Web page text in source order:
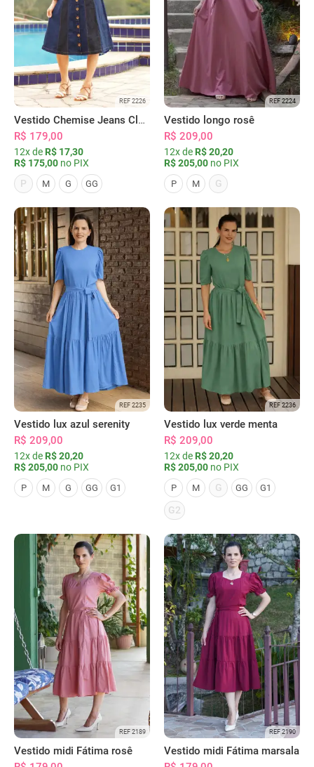
REF 2226
Vestido Chemise Jeans Clássica Serena
R$ 179,00
12x de R$ 17,30
R$ 175,00 no PIX
P
M G GG
REF 2224
Vestido longo rosê
R$ 209,00
12x de R$ 20,20
R$ 205,00 no PIX
P M G
REF 2235
Vestido lux azul serenity
R$ 209,00
12x de R$ 20,20
R$ 205,00 no PIX
P M G GG G1
REF 2236
Vestido lux verde menta
R$ 209,00
12x de R$ 20,20
R$ 205,00 no PIX
P M G GG G1
G2
REF 2189
Vestido midi Fátima rosê
REF 2190
Vestido midi Fátima marsala